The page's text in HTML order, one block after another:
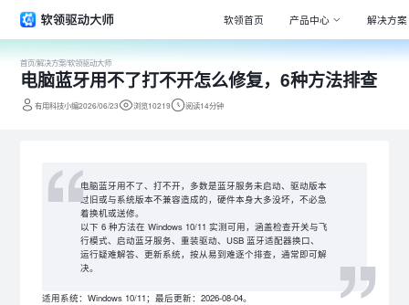
软领首页 产品中心
Windows
专注清理
专家团队
解决方案
首页/解决方案/软领驱动大师
电脑蓝牙用不了打不开怎么修复，6种方法排查
有用科技小编2026/06/23 浏览10219 阅读14分钟
电脑蓝牙用不了、打不开，多数是蓝牙服务未启动、驱动版本
过旧或与系统版本不兼容造成的，硬件本身大多没坏，不必急
着换机或送修。
以下 6 种方法在 Windows 10/11 实测可用，涵盖检查开关与飞
行模式、启动蓝牙服务、重装驱动、USB 蓝牙适配器换口、
运行疑难解答、更新系统，按从易到难逐个排查，通常即可解
决。
适用系统：Windows 10/11；最后更新：2026-08-04。